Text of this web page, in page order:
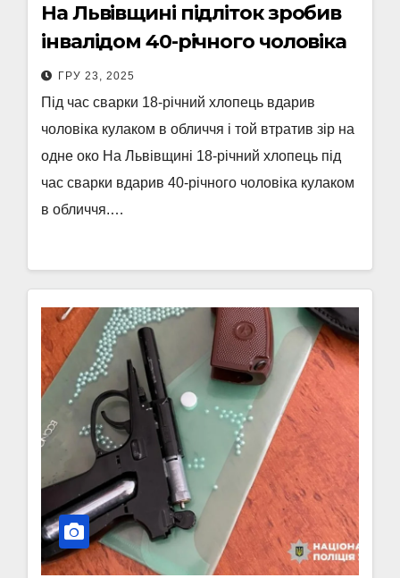
На Львівщині підліток зробив
інвалідом 40-річного чоловіка
ГРУ 23, 2025
Під час сварки 18-річний хлопець вдарив
чоловіка кулаком в обличчя і той втратив зір на
одне око На Львівщині 18-річний хлопець під
час сварки вдарив 40-річного чоловіка кулаком
в обличчя.…